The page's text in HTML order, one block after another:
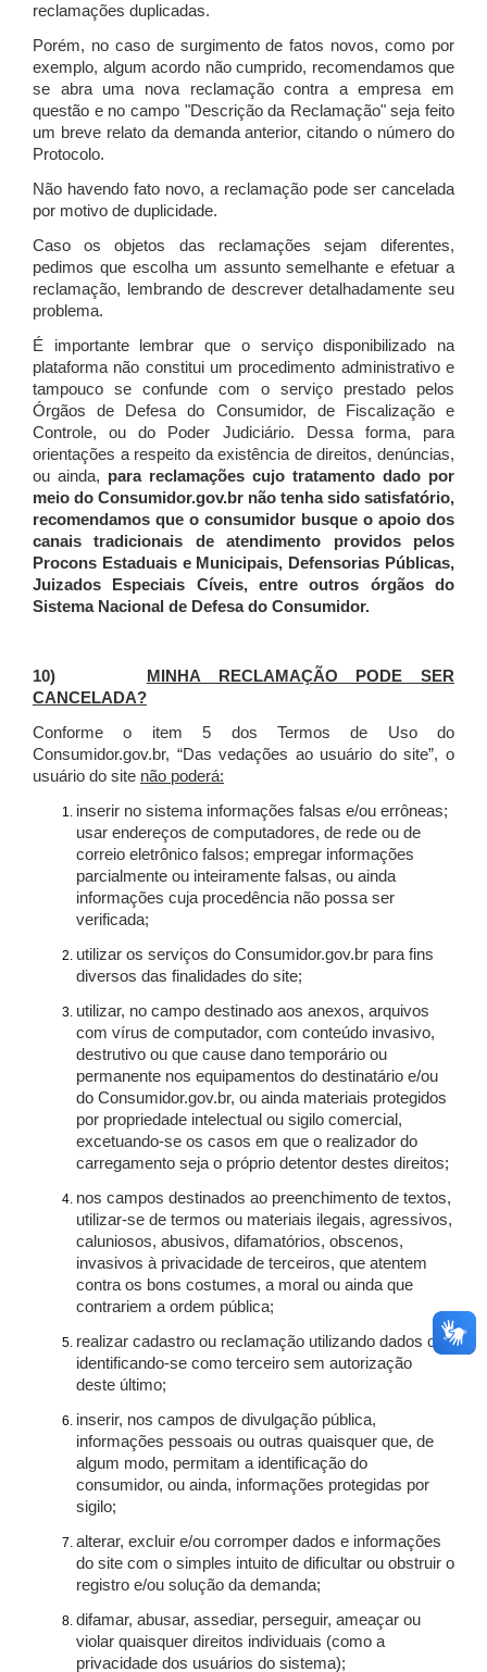
reclamações duplicadas.
Porém, no caso de surgimento de fatos novos, como por
exemplo, algum acordo não cumprido, recomendamos que
se abra uma nova reclamação contra a empresa em
questão e no campo "Descrição da Reclamação" seja feito
um breve relato da demanda anterior, citando o número do
Protocolo.
Não havendo fato novo, a reclamação pode ser cancelada
por motivo de duplicidade.
Caso os objetos das reclamações sejam diferentes,
pedimos que escolha um assunto semelhante e efetuar a
reclamação, lembrando de descrever detalhadamente seu
problema.
É importante lembrar que o serviço disponibilizado na
plataforma não constitui um procedimento administrativo e
tampouco se confunde com o serviço prestado pelos
Órgãos de Defesa do Consumidor, de Fiscalização e
Controle, ou do Poder Judiciário. Dessa forma, para
orientações a respeito da existência de direitos, denúncias,
ou ainda, para reclamações cujo tratamento dado por
meio do Consumidor.gov.br não tenha sido satisfatório,
recomendamos que o consumidor busque o apoio dos
canais tradicionais de atendimento providos pelos
Procons Estaduais e Municipais, Defensorias Públicas,
Juizados Especiais Cíveis, entre outros órgãos do
Sistema Nacional de Defesa do Consumidor.
10)
MINHA RECLAMAÇÃO PODE SER
CANCELADA?
Conforme o item 5 dos Termos de Uso do
Consumidor.gov.br, “Das vedações ao usuário do site”, o
usuário do site não poderá:
inserir no sistema informações falsas e/ou errôneas;
usar endereços de computadores, de rede ou de
correio eletrônico falsos; empregar informações
parcialmente ou inteiramente falsas, ou ainda
informações cuja procedência não possa ser
verificada;
utilizar os serviços do Consumidor.gov.br para fins
diversos das finalidades do site;
utilizar, no campo destinado aos anexos, arquivos
com vírus de computador, com conteúdo invasivo,
destrutivo ou que cause dano temporário ou
permanente nos equipamentos do destinatário e/ou
do Consumidor.gov.br, ou ainda materiais protegidos
por propriedade intelectual ou sigilo comercial,
excetuando-se os casos em que o realizador do
carregamento seja o próprio detentor destes direitos;
nos campos destinados ao preenchimento de textos,
utilizar-se de termos ou materiais ilegais, agressivos,
caluniosos, abusivos, difamatórios, obscenos,
invasivos à privacidade de terceiros, que atentem
contra os bons costumes, a moral ou ainda que
contrariem a ordem pública;
realizar cadastro ou reclamação utilizando dados ou
identificando-se como terceiro sem autorização
deste último;
inserir, nos campos de divulgação pública,
informações pessoais ou outras quaisquer que, de
algum modo, permitam a identificação do
consumidor, ou ainda, informações protegidas por
sigilo;
alterar, excluir e/ou corromper dados e informações
do site com o simples intuito de dificultar ou obstruir o
registro e/ou solução da demanda;
difamar, abusar, assediar, perseguir, ameaçar ou
violar quaisquer direitos individuais (como a
privacidade dos usuários do sistema);